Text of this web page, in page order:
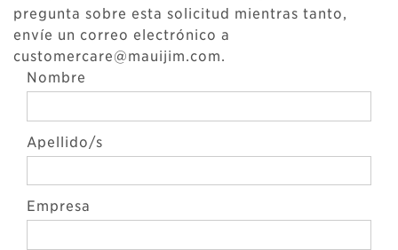
pregunta sobre esta solicitud mientras tanto,
envíe un correo electrónico a
customercare@mauijim.com.
Nombre
Apellido/s
Empresa